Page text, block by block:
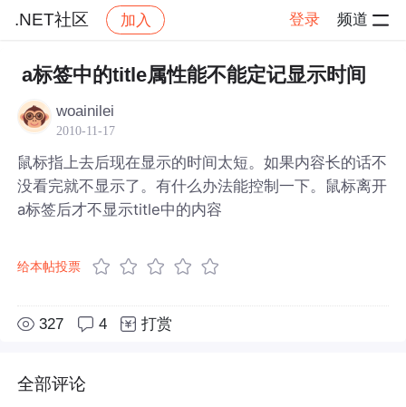
.NET社区 加入 登录 频道
社区 .NET社区 帖子详情
a标签中的title属性能不能定记显示时间
woainilei
2010-11-17
鼠标指上去后现在显示的时间太短。如果内容长的话不
没看完就不显示了。有什么办法能控制一下。鼠标离开
a标签后才不显示title中的内容
给本帖投票
327 4 打赏
全部评论